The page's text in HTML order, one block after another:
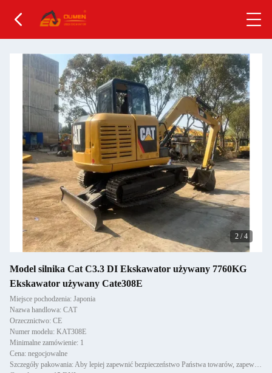
2 /4
Model silnika Cat C3.3 DI Ekskawator używany 7760KG
Ekskawator używany Cate308E
Miejsce pochodzenia: Japonia
Nazwa handlowa: CAT
Orzecznictwo: CE
Numer modelu: KAT308E
Minimalne zamówienie: 1
Cena: negocjowalne
Szczegóły pakowania: Aby lepiej zapewnić bezpieczeństwo Państwa towarów, zapewnimy profesjonalną, przyjazną dla środowisk